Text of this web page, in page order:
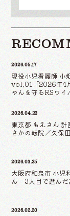
2026.05.17
現役小児看護師 小
vol.01「2026年4
ゃんを守るRSウイ
2026.04.23
東京都 もえさん
さかの転院／久保
2026.03.25
大阪府和泉市 小児
ん 3人目で選んだ
2026.02.20